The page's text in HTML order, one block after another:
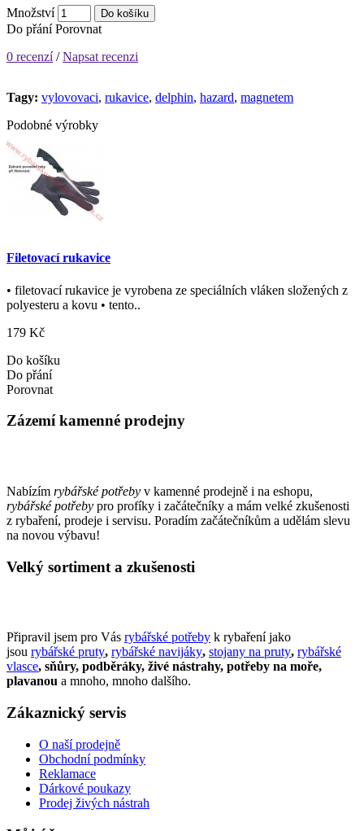
Množství Do košíku
Do přání Porovnat
0 recenzí/Napsat recenzi
Tagy: vylovovaci, rukavice, delphin, hazard, magnetem
Podobné výrobky
Filetovací rukavice
• filetovací rukavice je vyrobena ze speciálních vláken složených z
polyesteru a kovu • tento..
179 Kč
Do košíku
Do přání
Porovnat
Zázemí kamenné prodejny
Nabízím rybářské potřeby v kamenné prodejně i na eshopu,
rybářské potřeby pro profíky i začátečníky a mám velké zkušenosti
z rybaření, prodeje i servisu. Poradím začátečníkům a udělám slevu
na novou výbavu!
Velký sortiment a zkušenosti
Připravil jsem pro Vás rybářské potřeby k rybaření jako
jsou rybářské pruty, rybářské navijáky, stojany na pruty, rybářské
vlasce, sňůry, podběráky, živé nástrahy, potřeby na moře,
plavanou a mnoho, mnoho dalšího.
Zákaznický servis
O naší prodejně
Obchodní podmínky
Reklamace
Dárkové poukazy
Prodej živých nástrah